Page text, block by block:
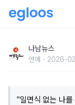
을 수 있었다 고백
나남뉴스
연예 2026-
"일면식 없는 나